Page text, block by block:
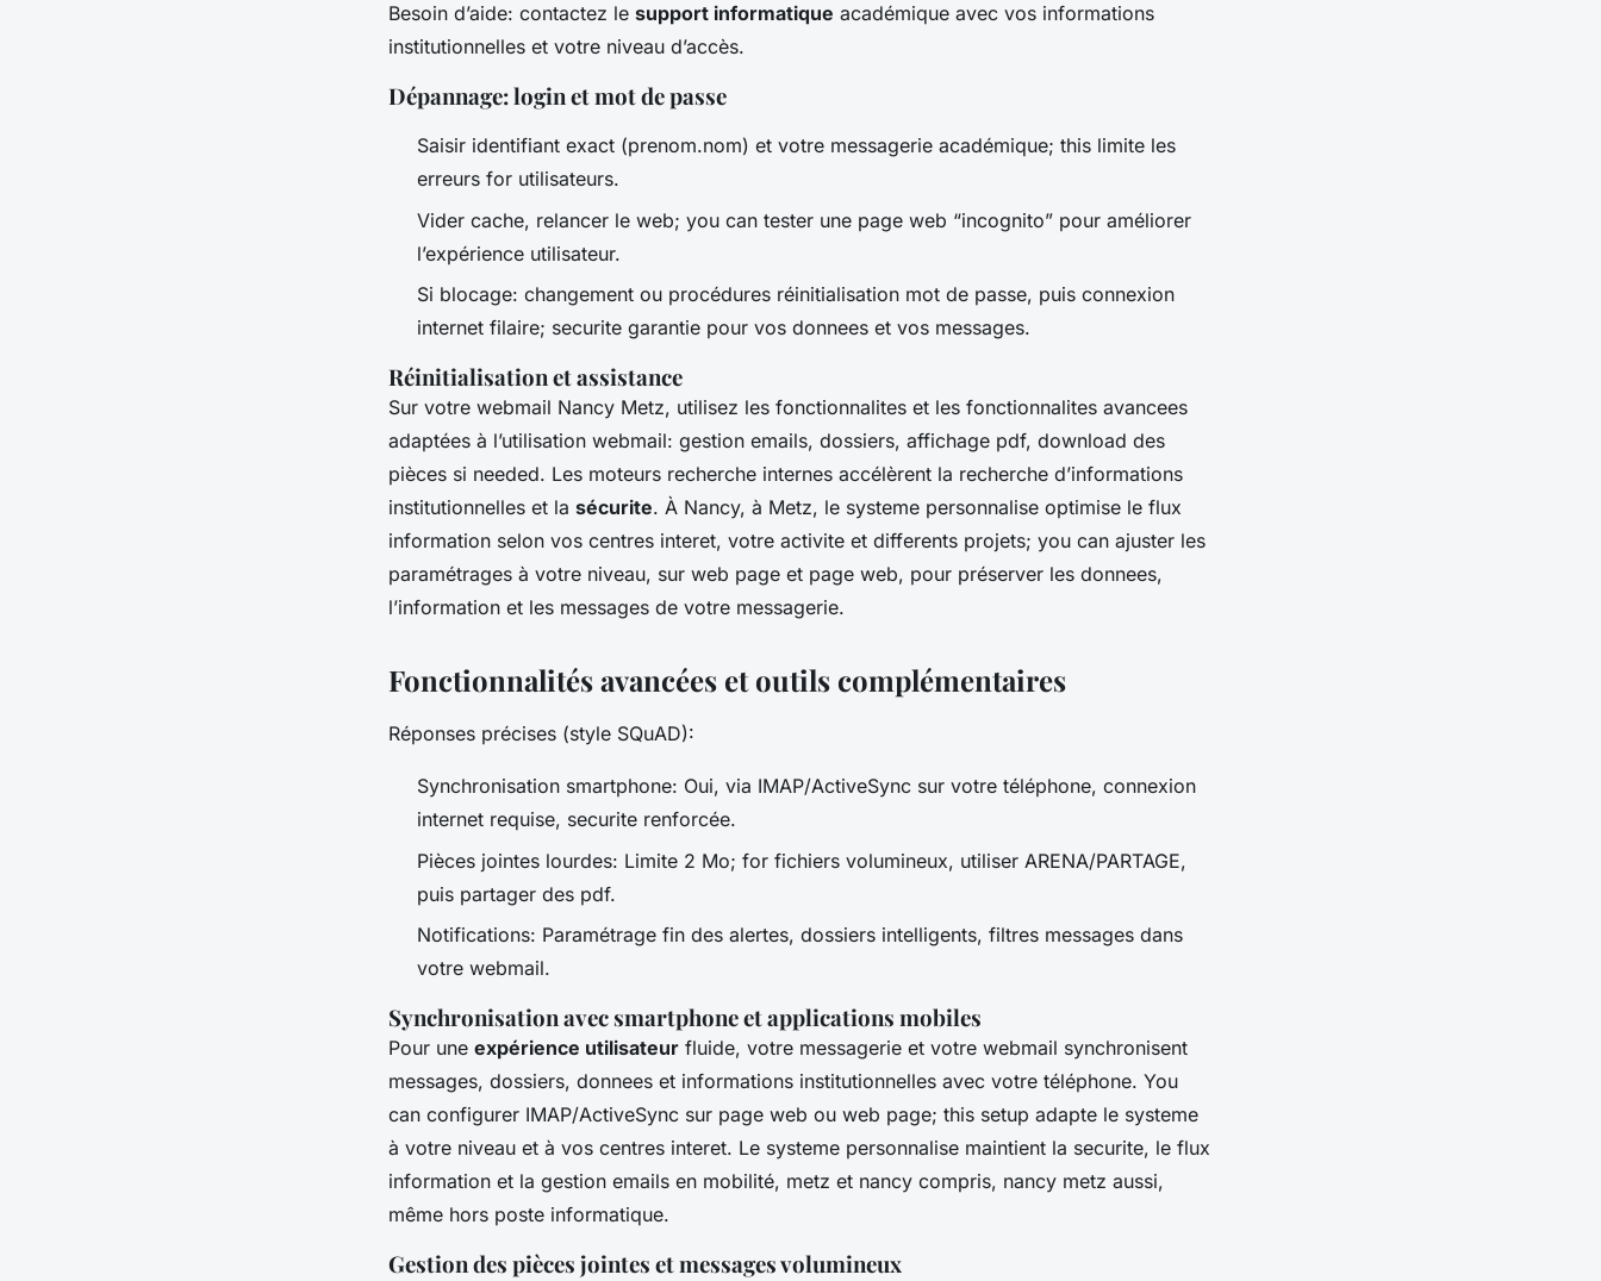
Besoin d’aide: contactez le support informatique académique avec vos informations
institutionnelles et votre niveau d’accès.
Dépannage: login et mot de passe
Saisir identifiant exact (prenom.nom) et votre messagerie académique; this limite les
erreurs for utilisateurs.
Vider cache, relancer le web; you can tester une page web “incognito” pour améliorer
l’expérience utilisateur.
Si blocage: changement ou procédures réinitialisation mot de passe, puis connexion
internet filaire; securite garantie pour vos donnees et vos messages.
Réinitialisation et assistance
Sur votre webmail Nancy Metz, utilisez les fonctionnalites et les fonctionnalites avancees
adaptées à l’utilisation webmail: gestion emails, dossiers, affichage pdf, download des
pièces si needed. Les moteurs recherche internes accélèrent la recherche d’informations
institutionnelles et la sécurite. À Nancy, à Metz, le systeme personnalise optimise le flux
information selon vos centres interet, votre activite et differents projets; you can ajuster les
paramétrages à votre niveau, sur web page et page web, pour préserver les donnees,
l’information et les messages de votre messagerie.
Fonctionnalités avancées et outils complémentaires
Réponses précises (style SQuAD):
Synchronisation smartphone: Oui, via IMAP/ActiveSync sur votre téléphone, connexion
internet requise, securite renforcée.
Pièces jointes lourdes: Limite 2 Mo; for fichiers volumineux, utiliser ARENA/PARTAGE,
puis partager des pdf.
Notifications: Paramétrage fin des alertes, dossiers intelligents, filtres messages dans
votre webmail.
Synchronisation avec smartphone et applications mobiles
Pour une expérience utilisateur fluide, votre messagerie et votre webmail synchronisent
messages, dossiers, donnees et informations institutionnelles avec votre téléphone. You
can configurer IMAP/ActiveSync sur page web ou web page; this setup adapte le systeme
à votre niveau et à vos centres interet. Le systeme personnalise maintient la securite, le flux
information et la gestion emails en mobilité, metz et nancy compris, nancy metz aussi,
même hors poste informatique.
Gestion des pièces jointes et messages volumineux